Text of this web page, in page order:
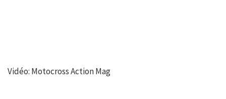
Vidéo: Motocross Action Mag